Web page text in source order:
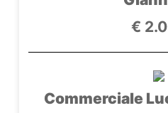
€
Commerciale